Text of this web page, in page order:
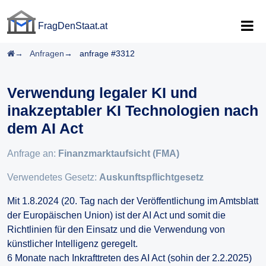
FragDenStaat.at
Startseite
Anfragen anfrage #3312
Verwendung legaler KI und
inakzeptabler KI Technologien nach
dem AI Act
Anfrage an: Finanzmarktaufsicht (FMA)
Verwendetes Gesetz: Auskunftspflichtgesetz
Mit 1.8.2024 (20. Tag nach der Veröffentlichung im Amtsblatt
der Europäischen Union) ist der AI Act und somit die
Richtlinien für den Einsatz und die Verwendung von
künstlicher Intelligenz geregelt.
6 Monate nach Inkrafttreten des AI Act (sohin der 2.2.2025)